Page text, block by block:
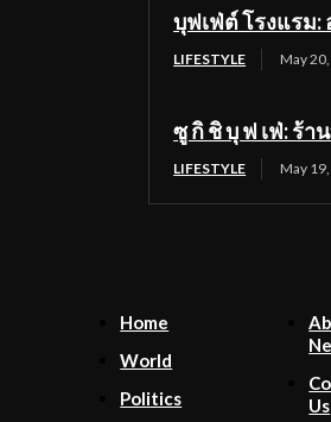
บุฟเฟ่ต์ โรงแรม:
LIFESTYLE May
ซู กิ ชิ บุ ฟ เฟ่: ร้
LIFESTYLE May
Home
World
Politics
Us